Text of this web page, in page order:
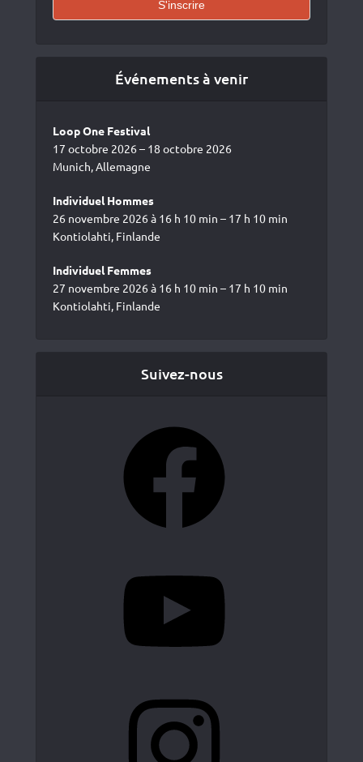
Événements à venir
Loop One Festival
17 octobre 2026 – 18 octobre 2026
Munich, Allemagne
Individuel Hommes
26 novembre 2026 à 16 h 10 min – 17 h 10 min
Kontiolahti, Finlande
Individuel Femmes
27 novembre 2026 à 16 h 10 min – 17 h 10 min
Kontiolahti, Finlande
Suivez-nous